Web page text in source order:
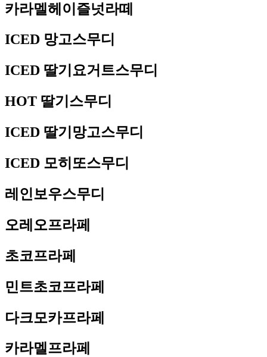
카라멜헤이즐넛라떼
ICED 망고스무디
ICED 딸기요거트스무디
HOT 딸기스무디
ICED 딸기망고스무디
ICED 모히또스무디
레인보우스무디
오레오프라페
초코프라페
민트초코프라페
다크모카프라페
카라멜프라페